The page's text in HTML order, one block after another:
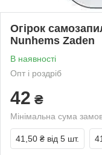
Огірок
Nunhems Zaden
В наявності
Опт і роздріб
42 ₴
Мінімальна сума
41,50 ₴ від 5 шт.